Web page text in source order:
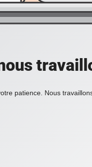
patience. Nous